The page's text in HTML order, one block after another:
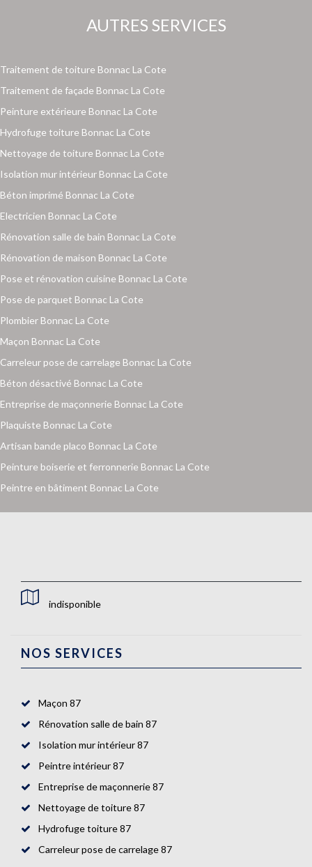
AUTRES SERVICES
Traitement de toiture Bonnac La Cote
Traitement de façade Bonnac La Cote
Peinture extérieure Bonnac La Cote
Hydrofuge toiture Bonnac La Cote
Nettoyage de toiture Bonnac La Cote
Isolation mur intérieur Bonnac La Cote
Béton imprimé Bonnac La Cote
Electricien Bonnac La Cote
Rénovation salle de bain Bonnac La Cote
Rénovation de maison Bonnac La Cote
Pose et rénovation cuisine Bonnac La Cote
Pose de parquet Bonnac La Cote
Plombier Bonnac La Cote
Maçon Bonnac La Cote
Carreleur pose de carrelage Bonnac La Cote
Béton désactivé Bonnac La Cote
Entreprise de maçonnerie Bonnac La Cote
Plaquiste Bonnac La Cote
Artisan bande placo Bonnac La Cote
Peinture boiserie et ferronnerie Bonnac La Cote
Peintre en bâtiment Bonnac La Cote
indisponible
NOS SERVICES
Maçon 87
Rénovation salle de bain 87
Isolation mur intérieur 87
Peintre intérieur 87
Entreprise de maçonnerie 87
Nettoyage de toiture 87
Hydrofuge toiture 87
Carreleur pose de carrelage 87